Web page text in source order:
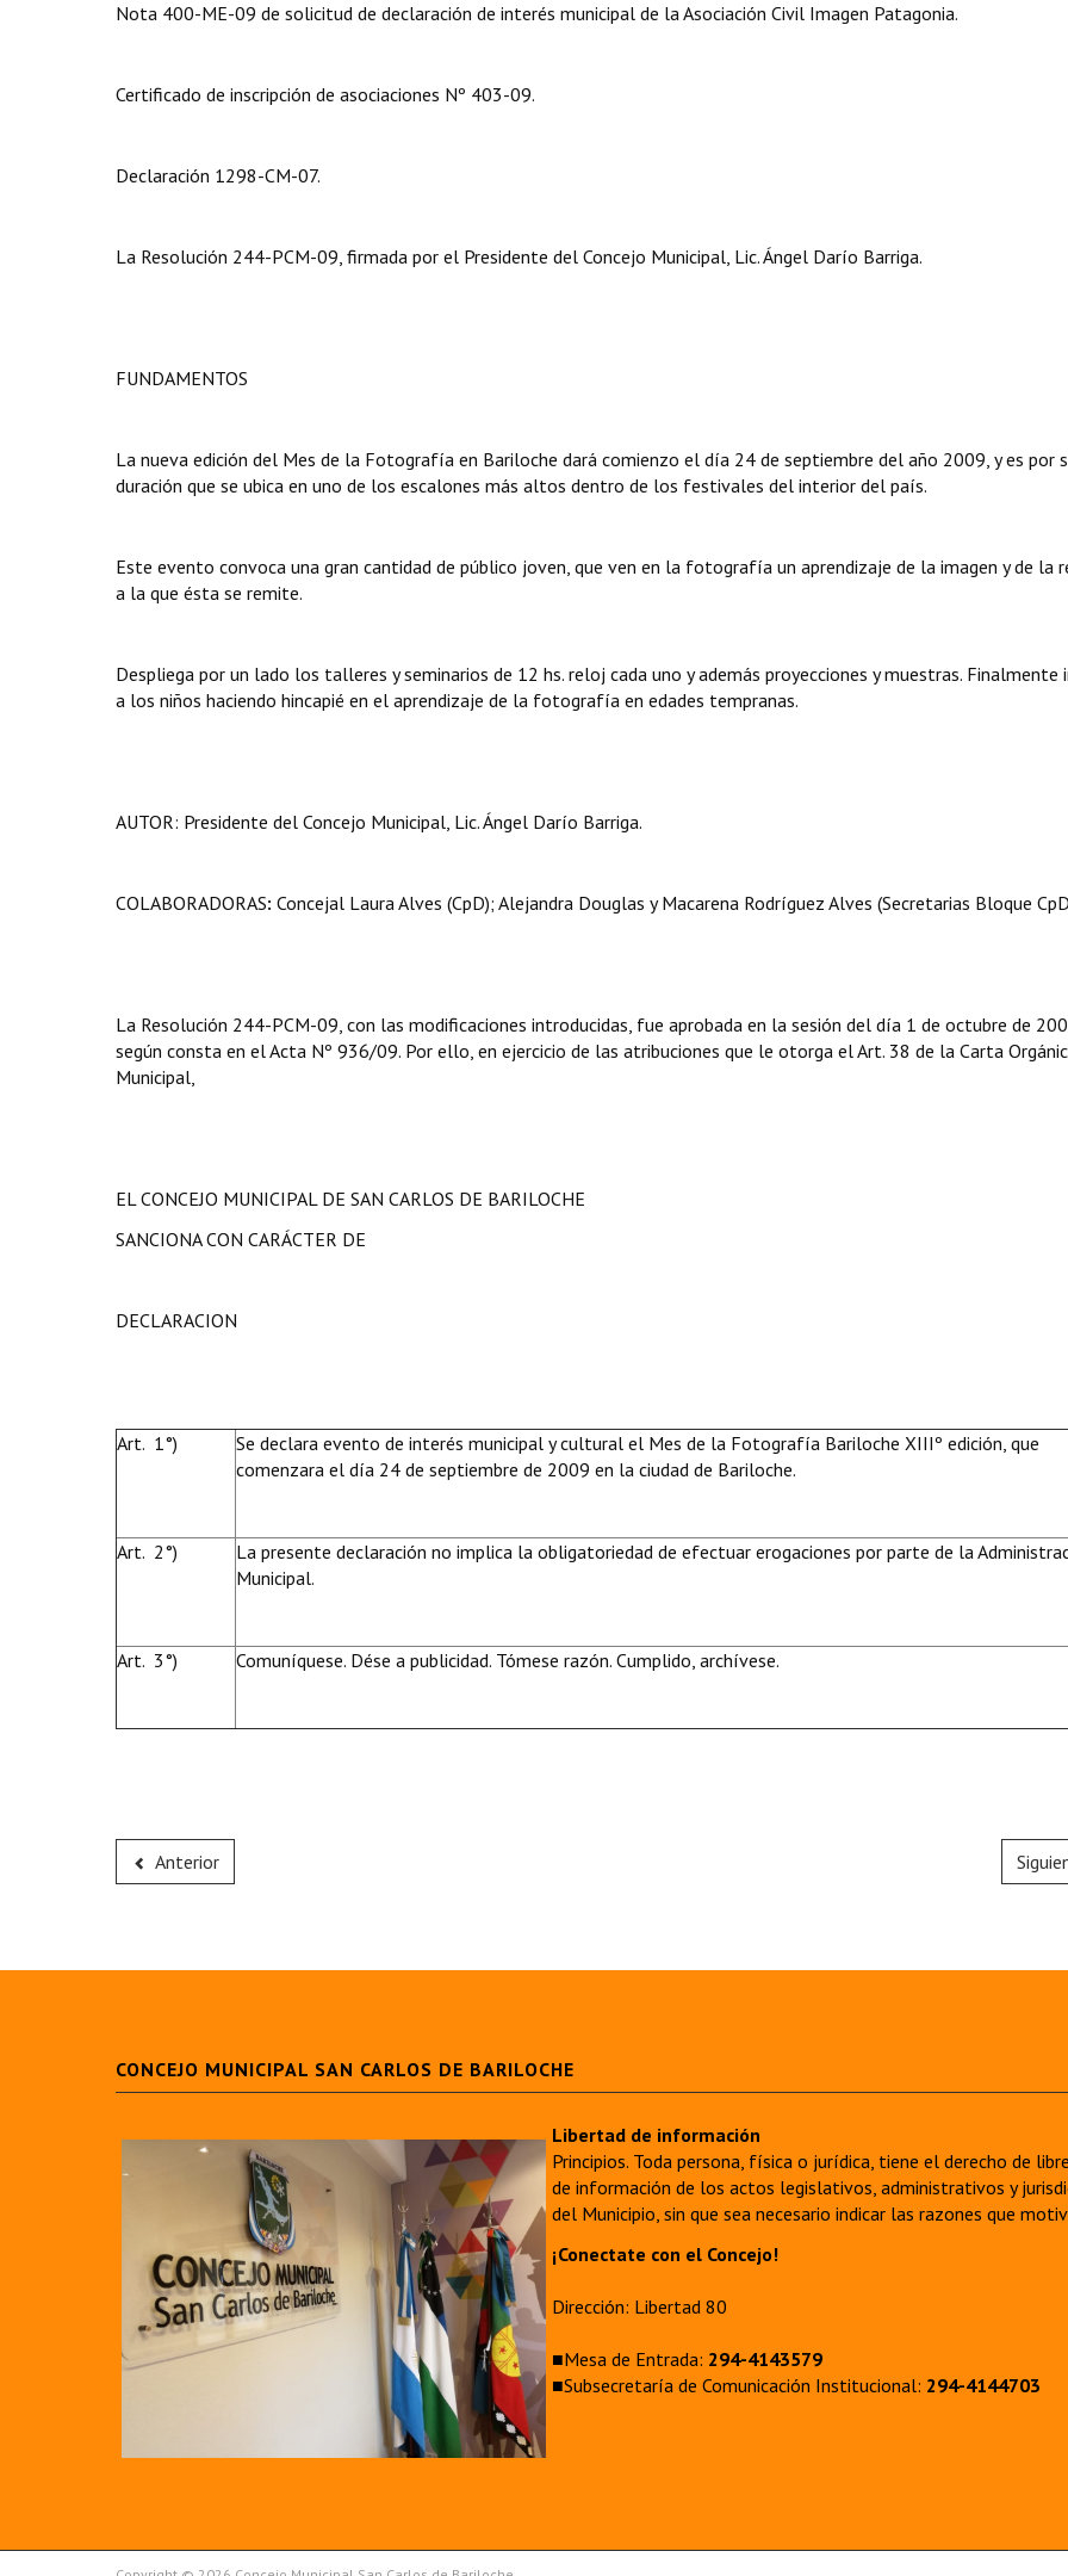
Nota 400-ME-09 de solicitud de declaración de interés municipal de la Asociación Civil Imagen Patagonia.
Certificado de inscripción de asociaciones Nº 403-09.
Declaración 1298-CM-07.
La Resolución 244-PCM-09, firmada por el Presidente del Concejo Municipal, Lic. Ángel Darío Barriga.
FUNDAMENTOS
La nueva edición del Mes de la Fotografía en Bariloche dará comienzo el día 24 de septiembre del año 2009, y es por
duración que se ubica en uno de los escalones más altos dentro de los festivales del interior del país.
Este evento convoca una gran cantidad de público joven, que ven en la fotografía un aprendizaje de la imagen y de la
a la que ésta se remite.
Despliega por un lado los talleres y seminarios de 12 hs. reloj cada uno y además proyecciones y muestras. Finalmente
a los niños haciendo hincapié en el aprendizaje de la fotografía en edades tempranas.
AUTOR: Presidente del Concejo Municipal, Lic. Ángel Darío Barriga.
COLABORADORAS: Concejal Laura Alves (CpD); Alejandra Douglas y Macarena Rodríguez Alves (Secretarias Bloque
La Resolución 244-PCM-09, con las modificaciones introducidas, fue aprobada en la sesión del día 1 de octubre de
según consta en el Acta Nº 936/09. Por ello, en ejercicio de las atribuciones que le otorga el Art. 38 de la Carta
Municipal,
EL CONCEJO MUNICIPAL DE SAN CARLOS DE BARILOCHE
SANCIONA CON CARÁCTER DE
DECLARACION
Art. 1°)
Se declara evento de interés municipal y cultural el Mes de la Fotografía Bariloche XIIIº edición, que
comenzara el día 24 de septiembre de 2009 en la ciudad de Bariloche.
Art. 2°)
La presente declaración no implica la obligatoriedad de efectuar erogaciones por parte de la
Municipal.
Art. 3°) Comuníquese. Dése a publicidad. Tómese razón. Cumplido, archívese.
Anterior
CONCEJO MUNICIPAL SAN CARLOS DE BARILOCHE
Libertad de información
Principios. Toda persona, física o jurídica, tiene el derecho de
de información de los actos legislativos, administrativos y
del Municipio, sin que sea necesario indicar las razones que
¡Conectate con el Concejo!
Dirección: Libertad 80
■Mesa de Entrada: 294-4143579
■Subsecretaría de Comunicación Institucional: 294-4144703